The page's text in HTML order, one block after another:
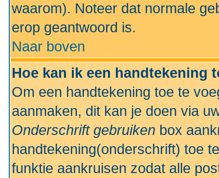
waarom). Noteer dat normale
erop geantwoord is.
Naar boven
Hoe kan ik een handtekening
Om een handtekening toe te
aanmaken, dit kan je doen via
Onderschrift gebruiken box
handtekening(onderschrift) toe
funktie aankruisen zodat alle